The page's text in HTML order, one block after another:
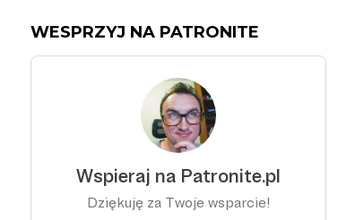
WESPRZYJ NA PATRONITE